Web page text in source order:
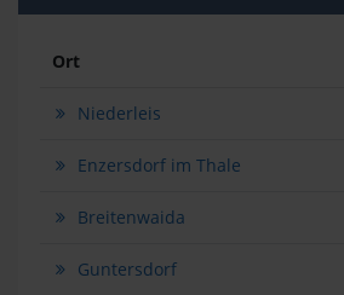
Ort
Niederleis
Enzersdorf im Thale
Breitenwaida
Guntersdorf